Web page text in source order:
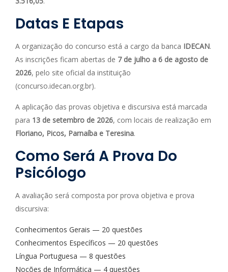
Datas E Etapas
A organização do concurso está a cargo da banca IDECAN.
As inscrições ficam abertas de 7 de julho a 6 de agosto de
2026, pelo site oficial da instituição
(concurso.idecan.org.br).
A aplicação das provas objetiva e discursiva está marcada
para 13 de setembro de 2026, com locais de realização em
Floriano, Picos, Parnaíba e Teresina.
Como Será A Prova Do
Psicólogo
A avaliação será composta por prova objetiva e prova
discursiva:
Conhecimentos Gerais — 20 questões
Conhecimentos Específicos — 20 questões
Língua Portuguesa — 8 questões
Noções de Informática — 4 questões